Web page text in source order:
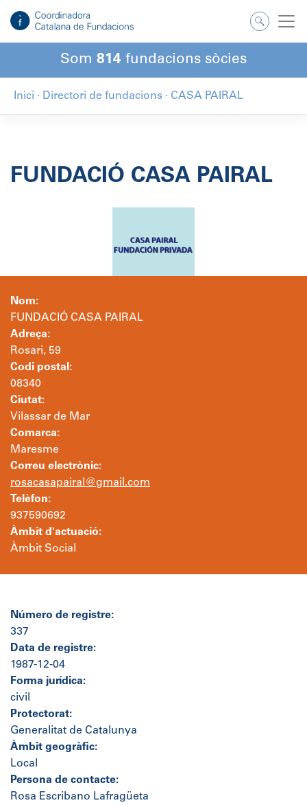
contingut
Som 814 fundacions sòcies
Inici · Directori de fundacions · CASA PAIRAL
FUNDACIÓ CASA PAIRAL
Nom:
FUNDACIÓ CASA PAIRAL
Adreça:
Rosari, 59
Codi postal:
08340
Ciutat:
Vilassar de Mar
Comarca:
Maresme
Correu electrònic:
rosacasapairal@gmail.com
Telèfon:
937590692
Àmbit d'actuació:
Àmbit Social
Número de registre:
337
Data de registre:
1987-12-04
Forma jurídica:
civil
Protectorat:
Generalitat de Catalunya
Àmbit geogràfic:
Local
Persona de contacte:
Rosa Escribano Lafragüeta